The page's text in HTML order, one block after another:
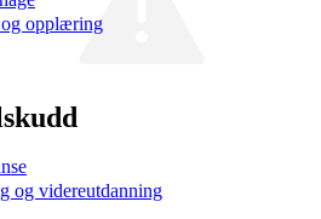
opplæring
og videreutdanning